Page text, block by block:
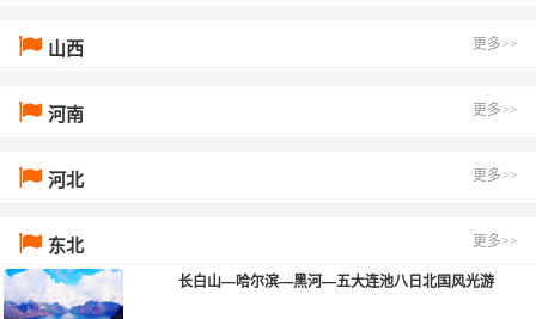
山西 更多>>
河南 更多>>
河北 更多>>
东北 更多>>
长白山—哈尔滨—黑河—五大连池八日北国风光游